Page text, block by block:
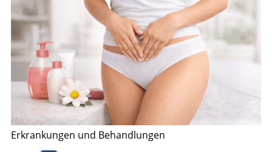
Erkrankungen und Behandlungen